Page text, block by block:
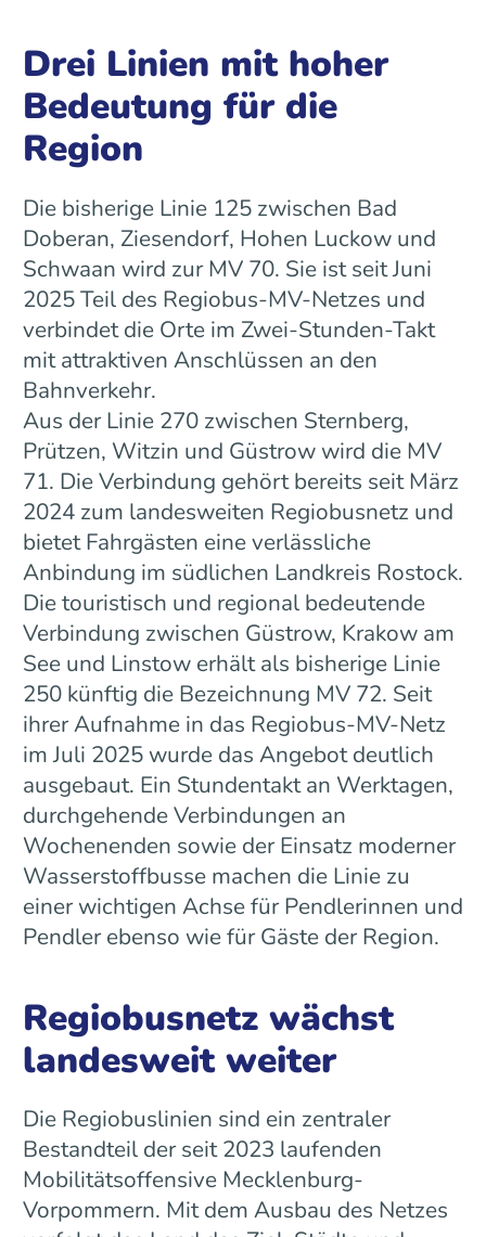
Drei Linien mit hoher
Bedeutung für die
Region
Die bisherige Linie 125 zwischen Bad
Doberan, Ziesendorf, Hohen Luckow und
Schwaan wird zur MV 70. Sie ist seit Juni
2025 Teil des Regiobus-MV-Netzes und
verbindet die Orte im Zwei-Stunden-Takt
mit attraktiven Anschlüssen an den
Bahnverkehr.
Aus der Linie 270 zwischen Sternberg,
Prützen, Witzin und Güstrow wird die MV
71. Die Verbindung gehört bereits seit März
2024 zum landesweiten Regiobusnetz und
bietet Fahrgästen eine verlässliche
Anbindung im südlichen Landkreis Rostock.
Die touristisch und regional bedeutende
Verbindung zwischen Güstrow, Krakow am
See und Linstow erhält als bisherige Linie
250 künftig die Bezeichnung MV 72. Seit
ihrer Aufnahme in das Regiobus-MV-Netz
im Juli 2025 wurde das Angebot deutlich
ausgebaut. Ein Stundentakt an Werktagen,
durchgehende Verbindungen an
Wochenenden sowie der Einsatz moderner
Wasserstoffbusse machen die Linie zu
einer wichtigen Achse für Pendlerinnen und
Pendler ebenso wie für Gäste der Region.
Regiobusnetz wächst
landesweit weiter
Die Regiobuslinien sind ein zentraler
Bestandteil der seit 2023 laufenden
Mobilitätsoffensive Mecklenburg-
Vorpommern. Mit dem Ausbau des Netzes